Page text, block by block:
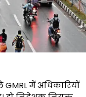
में अधिकारियों